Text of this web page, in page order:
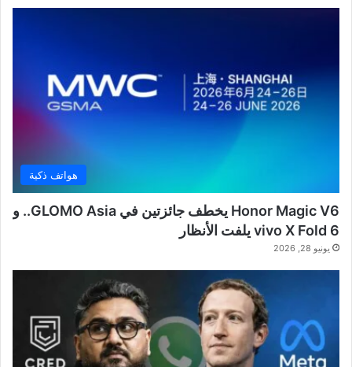
هواتف ذكية
Honor Magic V6 يخطف جائزتين في GLOMO Asia.. و
vivo X Fold 6 يلفت الأنظار
يونيو 28, 2026